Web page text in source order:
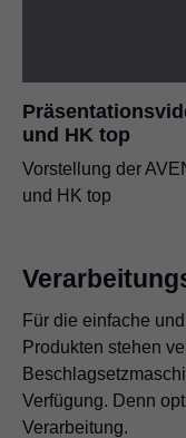
und HK top
Vorstellung der
und HK top
Für die einfache
Produkten stehen
Verfügung. Denn
Verarbeitung.